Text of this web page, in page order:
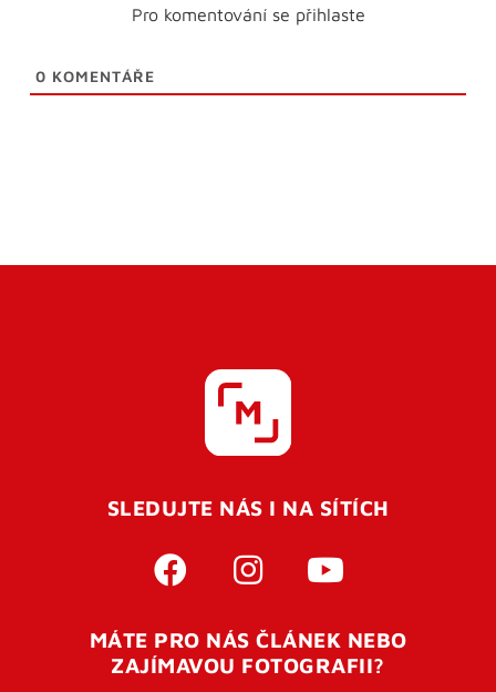
Pro komentování se přihlaste
0 KOMENTÁŘE
SLEDUJTE NÁS I NA SÍTÍCH
MÁTE PRO NÁS ČLÁNEK NEBO
ZAJÍMAVOU FOTOGRAFII?